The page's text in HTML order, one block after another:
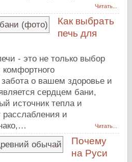
Читать...
Как выбрать
печь для
- это не только выбор
о вашем здоровье и
сердцем бани,
источник тепла и
и
Читать...
Почему
на Руси